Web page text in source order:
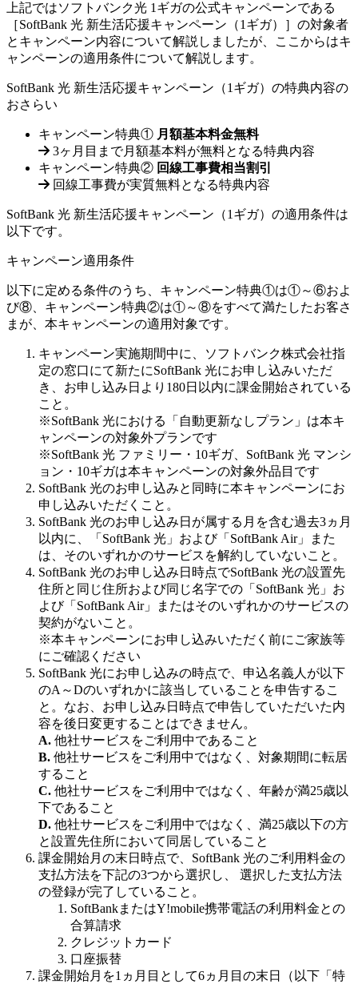
上記ではソフトバンク光 1ギガの公式キャンペーンである
［SoftBank 光 新生活応援キャンペーン（1ギガ）］の対象者
とキャンペーン内容について解説しましたが、ここからはキ
ャンペーンの適用条件について解説します。
SoftBank 光 新生活応援キャンペーン（1ギガ）の特典内容の
おさらい
キャンペーン特典① 月額基本料金無料
3ヶ月目まで月額基本料が無料となる特典内容
キャンペーン特典② 回線工事費相当割引
回線工事費が実質無料となる特典内容
SoftBank 光 新生活応援キャンペーン（1ギガ）の適用条件は
以下です。
キャンペーン適用条件
以下に定める条件のうち、 キャンペーン特典①は①～⑥およ
び⑧、 キャンペーン特典②は①～⑧をすべて満たしたお客さ
まが、本キャンペーンの適用対象です。
キャンペーン実施期間中に、ソフトバンク株式会社指
定の窓口にて新たにSoftBank 光にお申し込みいただ
き、お申し込み日より180日以内に課金開始されている
こと。
※SoftBank 光における「自動更新なしプラン」は本キ
ャンペーンの対象外プランです
※SoftBank 光 ファミリー・10ギガ、SoftBank 光 マンシ
ョン・10ギガは本キャンペーンの対象外品目です
SoftBank 光のお申し込みと同時に本キャンペーンにお
申し込みいただくこと。
SoftBank 光のお申し込み日が属する月を含む過去3ヵ月
以内に、「SoftBank 光」および「SoftBank Air」また
は、そのいずれかのサービスを解約していないこと。
SoftBank 光のお申し込み日時点でSoftBank 光の設置先
住所と同じ住所および同じ名字での「SoftBank 光」お
よび「SoftBank Air」またはそのいずれかのサービスの
契約がないこと。
※本キャンペーンにお申し込みいただく前にご家族等
にご確認ください
SoftBank 光にお申し込みの時点で、申込名義人が以下
のA～Dのいずれかに該当していることを申告するこ
と。なお、お申し込み日時点で申告していただいた内
容を後日変更することはできません。
A. 他社サービスをご利用中であること
B. 他社サービスをご利用中ではなく、対象期間に転居
すること
C. 他社サービスをご利用中ではなく、年齢が満25歳以
下であること
D. 他社サービスをご利用中ではなく、満25歳以下の方
と設置先住所において同居していること
課金開始月の末日時点で、SoftBank 光のご利用料金の
支払方法を下記の3つから選択し、 選択した支払方法
の登録が完了していること。
SoftBankまたはY!mobile携帯電話の利用料金との
合算請求
クレジットカード
口座振替
課金開始月を1ヵ月目として6ヵ月目の末日（以下「特